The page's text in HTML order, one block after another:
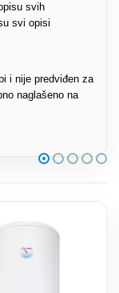
svih
svi opisi
i nije predviđen za
naglašeno na